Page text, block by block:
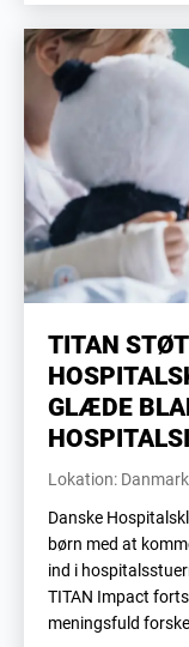
TITAN
GLÆDE
Lokation: Danmark
Danske
børn med at
ind i
TITAN Impact
meningsfuld